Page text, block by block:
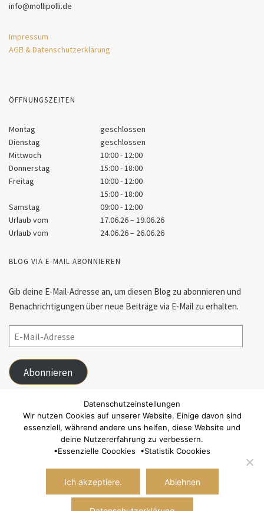
info@mollipolli.de
Impressum
AGB & Datenschutzerklärung
ÖFFNUNGSZEITEN
Montag
geschlossen
Dienstag
geschlossen
Mittwoch
10:00 - 12:00
Donnerstag
15:00 - 18:00
Freitag
10:00 - 12:00
15:00 - 18:00
Samstag
09:00 - 12:00
Urlaub vom
17.06.26 – 19.06.26
Urlaub vom
24.06.26 – 26.06.26
BLOG VIA E-MAIL ABONNIEREN
Gib deine E-Mail-Adresse an, um diesen Blog zu abonnieren und
Benachrichtigungen über neue Beiträge via E-Mail zu erhalten.
Abonnieren
Schließe dich 55 anderen Abonnenten an
FACEBOOK
Datenschutzeinstellungen
Wir nutzen Cookies auf unserer Website. Einige davon sind
essenziell, während andere uns helfen, diese Website und
deine Nutzererfahrung zu verbessern.
•Essenzielle Coookies •Statistik Coookies
Ich akzeptiere. Ablehnen